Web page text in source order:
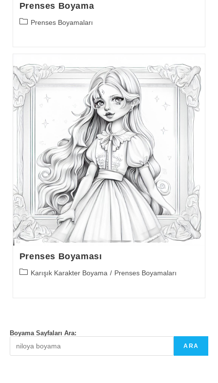
Prenses Boyama
PostPrenses Boyamaları
Prenses Boyaması
PostKarışık Karakter Boyama / Prenses Boyamaları
Boyama Sayfaları Ara:
ARA